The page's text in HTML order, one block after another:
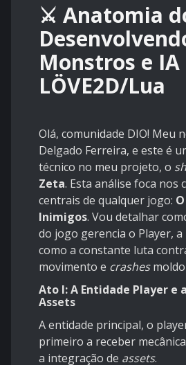
⚔️ Anatomia
Monstros e IA
LÖVE2D/Lua
Olá, comunidade DIO! Meu
Delgado Ferreira, e este é
técnico no meu projeto, o
Zeta. Esta análise foca nos
centrais de qualquer jogo:
Inimigos. Vou detalhar
do jogo gerencia o Player, a
como a constante luta
movimento e crashes
Ato I: A Entidade Player e
Assets
A entidade principal, o
primeiro a receber
a integração de assets.